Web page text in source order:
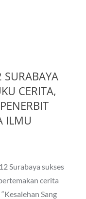
SURABAYA
CERITA,
ILMU
Surabaya sukses
cerita
Sang